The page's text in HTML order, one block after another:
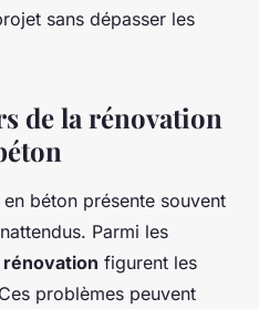
sans dépasser les
de la rénovation
en béton présente souvent
Parmi les
figurent les
problèmes peuvent